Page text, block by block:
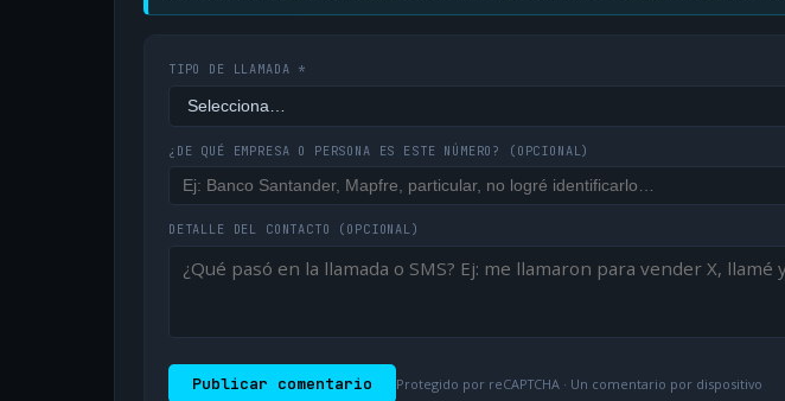
TIPO DE LLAMADA *
¿DE QUÉ EMPRESA O PERSONA ES ESTE NÚMERO? (OPCIONAL)
DETALLE DEL CONTACTO (OPCIONAL)
Publicar comentario Protegido por reCAPTCHA · Un comentario por dispositivo